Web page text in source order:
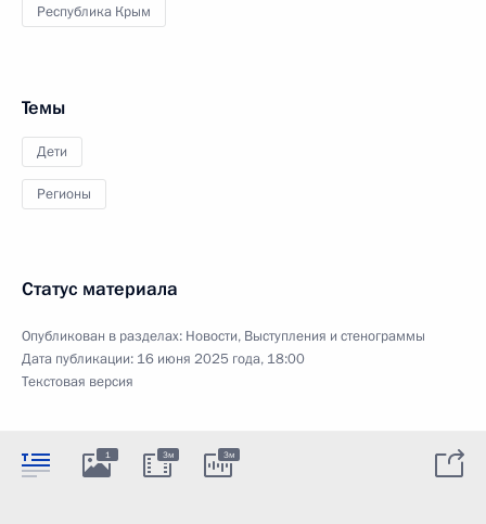
Республика Крым
Темы
Дети
Регионы
Статус материала
Опубликован в разделах: Новости, Выступления и стенограммы
Дата публикации: 16 июня 2025 года, 18:00
Текстовая версия
1 3м 3м